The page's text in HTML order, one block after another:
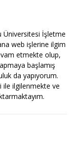
İşletme
web işlerine ilgim
etmekte olup,
başlamış
da yapıyorum.
ile ilgilenmekte ve